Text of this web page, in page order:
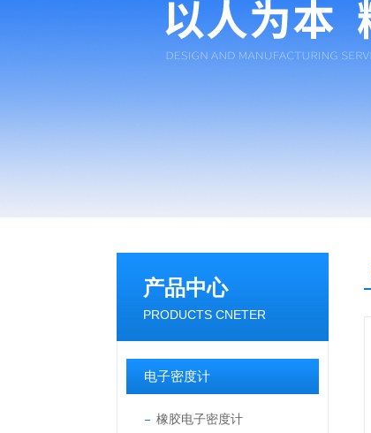
产品中心
PRODUCTS CNETER
电子密度计
橡胶电子密度计